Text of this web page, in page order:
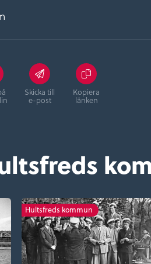
Skicka till
e-post
Kopiera
länken
Hultsfreds kommun